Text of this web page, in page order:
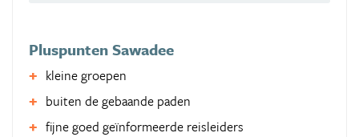
Pluspunten Sawadee
kleine groepen
buiten de gebaande paden
fijne goed geïnformeerde reisleiders